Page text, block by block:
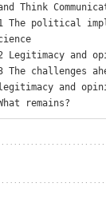
Think
The political
Legitimacy and
The challenges
and
remains?